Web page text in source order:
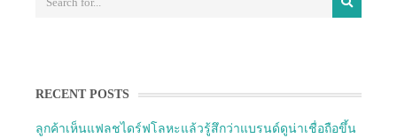
RECENT POSTS
ลูกค้าเห็นแฟลชไดร์ฟโลหะแล้วรู้สึกว่าแบรนด์ดูน่าเชื่อถือขึ้น